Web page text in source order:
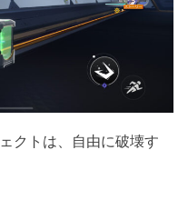
クトは、自由に破壊す